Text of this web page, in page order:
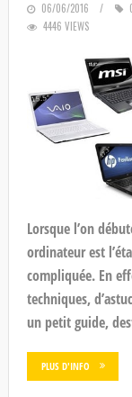
POSTED
ON
06/06/2016
4446 VIEWS
Lorsque l’on
ordinateur est
compliquée. En
techniques,
un petit guide,
PLUS D'INFO